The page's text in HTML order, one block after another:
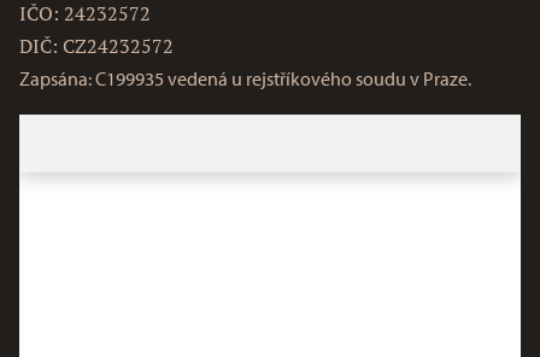
IČO: 24232572
DIČ: CZ24232572
Zapsána: C199935 vedená u rejstříkového soudu v Praze.